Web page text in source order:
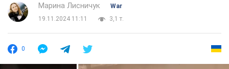
Марина Лисничук
War
19.11.2024 11:11
3,1 т.
0